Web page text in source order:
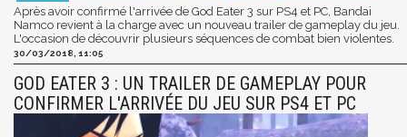
Après avoir confirmé l'arrivée de God Eater 3 sur PS4 et PC, Bandai
Namco revient à la charge avec un nouveau trailer de gameplay du jeu.
L'occasion de découvrir plusieurs séquences de combat bien violentes.
30/03/2018, 11:05
GOD EATER 3 : UN TRAILER DE GAMEPLAY POUR
CONFIRMER L'ARRIVÉE DU JEU SUR PS4 ET PC